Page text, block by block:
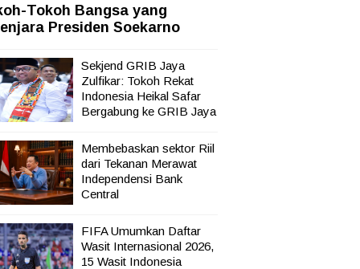
Tokoh Bangsa yang
Presiden Soekarno
Sekjend GRIB Jaya
Zulfikar: Tokoh Rekat
Indonesia Heikal Safar
Bergabung ke GRIB Jaya
Membebaskan sektor Riil
dari Tekanan Merawat
Independensi Bank
Central
FIFA Umumkan Daftar
Wasit Internasional 2026,
15 Wasit Indonesia